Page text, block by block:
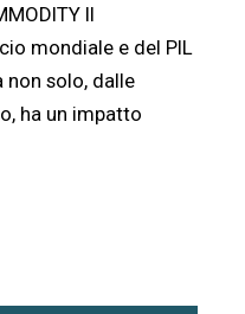
Il
mondiale e del PIL
non solo, dalle
ha un impatto